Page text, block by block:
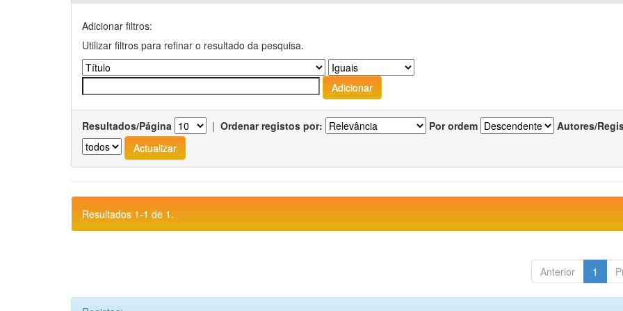
Adicionar filtros:
Utilizar filtros para refinar o resultado da pesquisa.
Resultados/Página | Ordenar registos por: Por ordem Autores/
Resultados 1-1 de 1.
Anterior 1